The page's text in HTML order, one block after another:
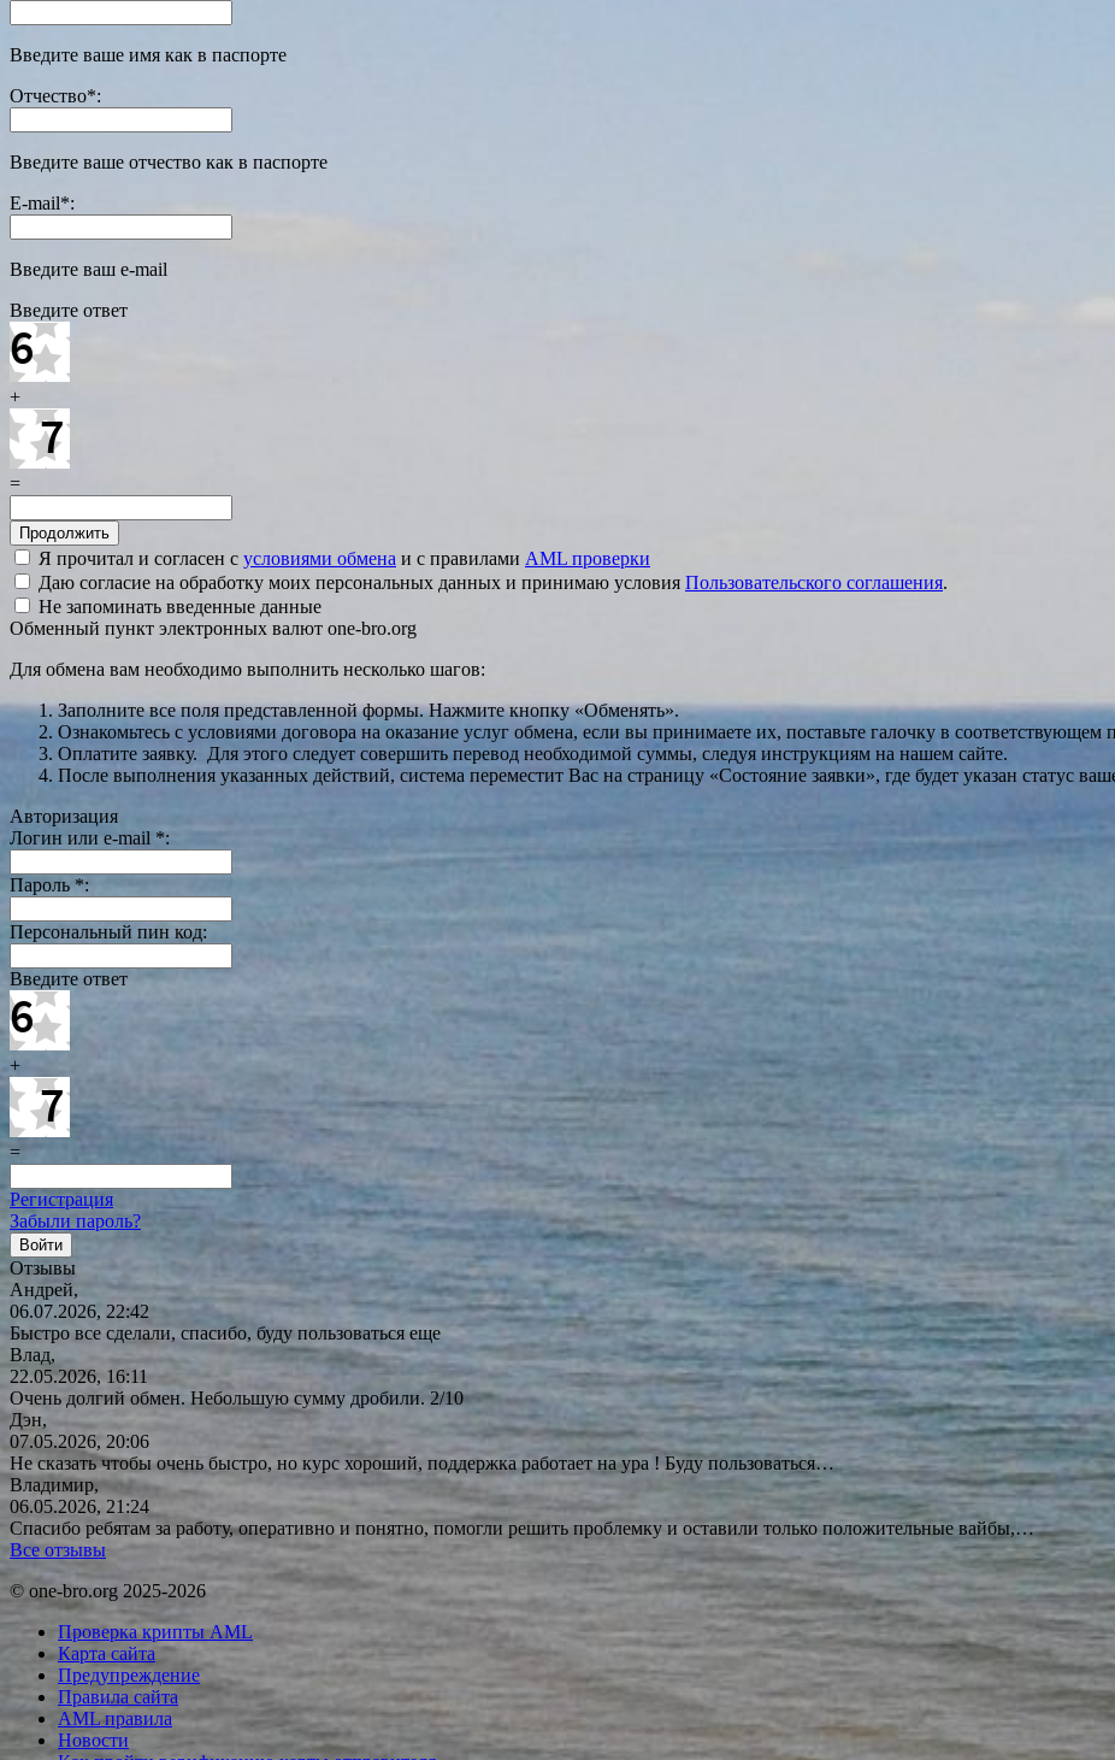
Введите ваше имя как в паспорте
Отчество*:
Введите ваше отчество как в паспорте
E-mail*:
Введите ваш e-mail
Введите ответ
+
=
Я прочитал и согласен с условиями обмена и с правилами AML проверки
Даю согласие на обработку моих персональных данных и принимаю условия Пользовательского соглашения.
Не запоминать введенные данные
Обменный пункт электронных валют one-bro.org
Для обмена вам необходимо выполнить несколько шагов:
Заполните все поля представленной формы. Нажмите кнопку «Обменять».
Ознакомьтесь с условиями договора на оказание услуг обмена, если вы принимаете их, поставьте галочку в
Оплатите заявку. Для этого следует совершить перевод необходимой суммы, следуя инструкциям на нашем сайте.
После выполнения указанных действий, система переместит Вас на страницу «Состояние заявки», где будет указан статус
Авторизация
Логин или e-mail *:
Пароль *:
Персональный пин код:
Введите ответ
+
=
Регистрация
Забыли пароль?
Отзывы
Андрей,
06.07.2026, 22:42
Быстро все сделали, спасибо, буду пользоваться еще
Влад,
22.05.2026, 16:11
Очень долгий обмен. Небольшую сумму дробили. 2/10
Дэн,
07.05.2026, 20:06
Не сказать чтобы очень быстро, но курс хороший, поддержка работает на ура ! Будупользоваться…
Владимир,
06.05.2026, 21:24
Спасибо ребятам за работу, оперативно и понятно, помогли решить проблемку и оставили только положительные вайбы,…
Все отзывы
© one-bro.org 2025-2026
Проверка крипты AML
Карта сайта
Предупреждение
Правила сайта
AML правила
Новости